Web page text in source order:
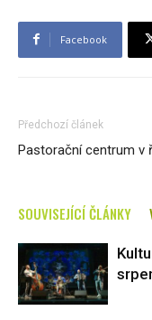
Facebook
Předchozí článek
Pastorační centrum v
SOUVISEJÍCÍ ČLÁNKY